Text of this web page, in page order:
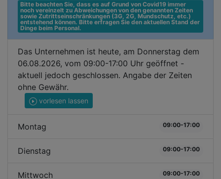
Bitte beachten Sie, dass es auf Grund von Covid19 immer
noch vereinzelt zu Abweichungen von den genannten Zeiten
sowie Zutrittseinschränkungen (3G, 2G, Mundschutz, etc.)
entstehend können. Bitte erfragen Sie den aktuellen Stand der
Dinge beim Personal.
Das Unternehmen ist heute, am Donnerstag dem
06.08.2026, vom 09:00-17:00 Uhr geöffnet -
aktuell jedoch geschlossen. Angabe der Zeiten
ohne Gewähr.
vorlesen lassen
Montag 09:00-17:00
Dienstag 09:00-17:00
Mittwoch 09:00-17:00